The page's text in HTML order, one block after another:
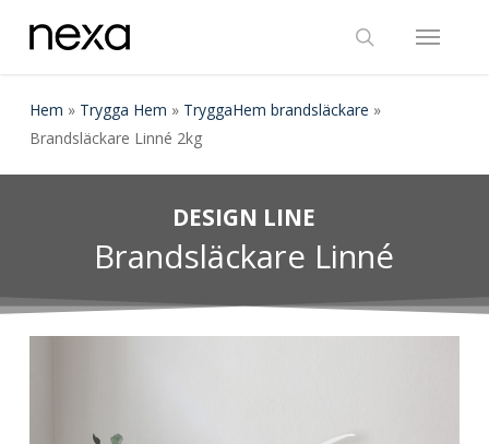
search
Menu
Hem » Trygga Hem » TryggaHem brandsläckare »
Brandsläckare Linné 2kg
DESIGN LINE
Brandsläckare Linné